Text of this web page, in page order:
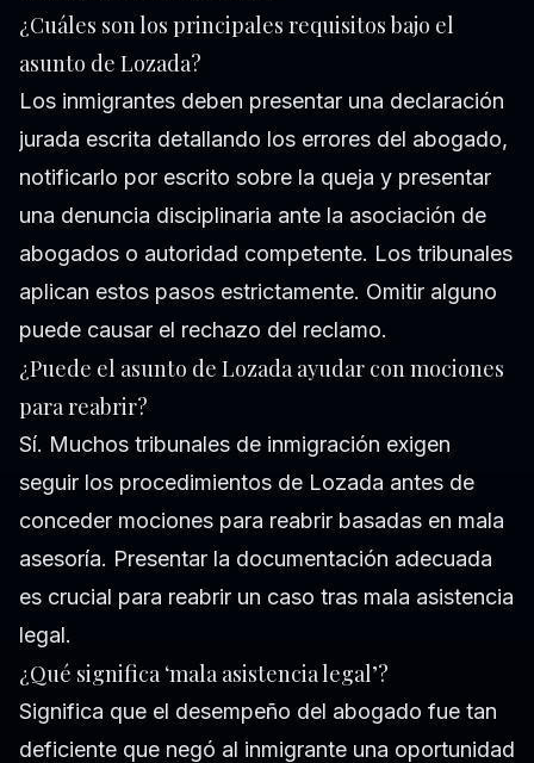
¿Cuáles son los principales requisitos bajo el
asunto de Lozada?
Los inmigrantes deben presentar una declaración
jurada escrita detallando los errores del abogado,
notificarlo por escrito sobre la queja y presentar
una denuncia disciplinaria ante la asociación de
abogados o autoridad competente. Los tribunales
aplican estos pasos estrictamente. Omitir alguno
puede causar el rechazo del reclamo.
¿Puede el asunto de Lozada ayudar con mociones
para reabrir?
Sí. Muchos tribunales de inmigración exigen
seguir los procedimientos de Lozada antes de
conceder mociones para reabrir basadas en mala
asesoría. Presentar la documentación adecuada
es crucial para reabrir un caso tras mala asistencia
legal.
¿Qué significa ‘mala asistencia legal’?
Significa que el desempeño del abogado fue tan
deficiente que negó al inmigrante una oportunidad